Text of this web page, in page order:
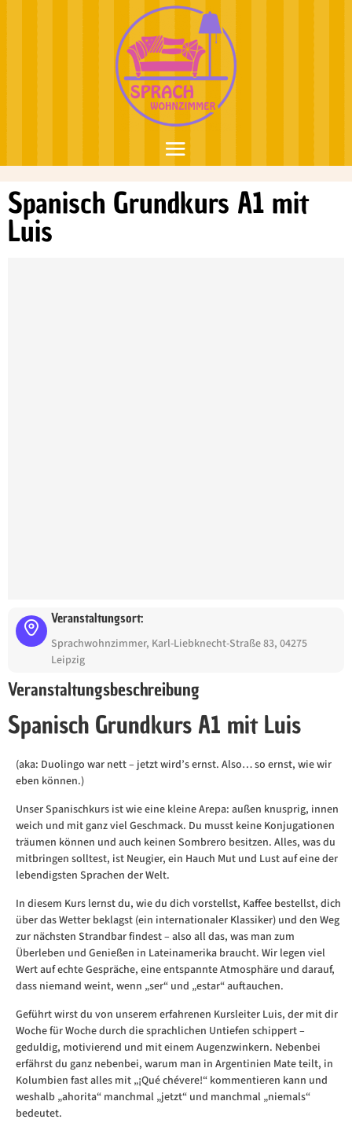
Spanisch Grundkurs A1 mit
Luis
Veranstaltungsort:
Sprachwohnzimmer, Karl-Liebknecht-Straße 83, 04275
Leipzig
Veranstaltungsbeschreibung
Spanisch Grundkurs A1 mit Luis
(aka: Duolingo war nett – jetzt wird’s ernst. Also… so ernst, wie wir
eben können.)
Unser Spanischkurs ist wie eine kleine Arepa: außen knusprig, innen
weich und mit ganz viel Geschmack. Du musst keine Konjugationen
träumen können und auch keinen Sombrero besitzen. Alles, was du
mitbringen solltest, ist Neugier, ein Hauch Mut und Lust auf eine der
lebendigsten Sprachen der Welt.
In diesem Kurs lernst du, wie du dich vorstellst, Kaffee bestellst, dich
über das Wetter beklagst (ein internationaler Klassiker) und den Weg
zur nächsten Strandbar findest – also all das, was man zum
Überleben und Genießen in Lateinamerika braucht. Wir legen viel
Wert auf echte Gespräche, eine entspannte Atmosphäre und darauf,
dass niemand weint, wenn „ser“ und „estar“ auftauchen.
Geführt wirst du von unserem erfahrenen Kursleiter Luis, der mit dir
Woche für Woche durch die sprachlichen Untiefen schippert –
geduldig, motivierend und mit einem Augenzwinkern. Nebenbei
erfährst du ganz nebenbei, warum man in Argentinien Mate teilt, in
Kolumbien fast alles mit „¡Qué chévere!“ kommentieren kann und
weshalb „ahorita“ manchmal „jetzt“ und manchmal „niemals“
bedeutet.